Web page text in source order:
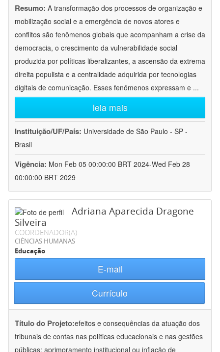
Resumo: A transformação dos processos de organização e
mobilização social e a emergência de novos atores e
conflitos são fenômenos globais que acompanham a crise da
democracia, o crescimento da vulnerabilidade social
produzida por políticas liberalizantes, a ascensão da extrema
direita populista e a centralidade adquirida por tecnologias
digitais de comunicação. Esses fenômenos expressam e ...
leia mais
Instituição/UF/País: Universidade de São Paulo - SP -
Brasil
Vigência: Mon Feb 05 00:00:00 BRT 2024-Wed Feb 28
00:00:00 BRT 2029
Adriana Aparecida Dragone
Silveira
COORDENADOR(A)
CIÊNCIAS HUMANAS
Educação
E-mail
Currículo
Título do Projeto:efeitos e consequências da atuação dos
tribunais de contas nas políticas educacionais e nas gestões
públicas: aprimoramento institucional ou inflação de